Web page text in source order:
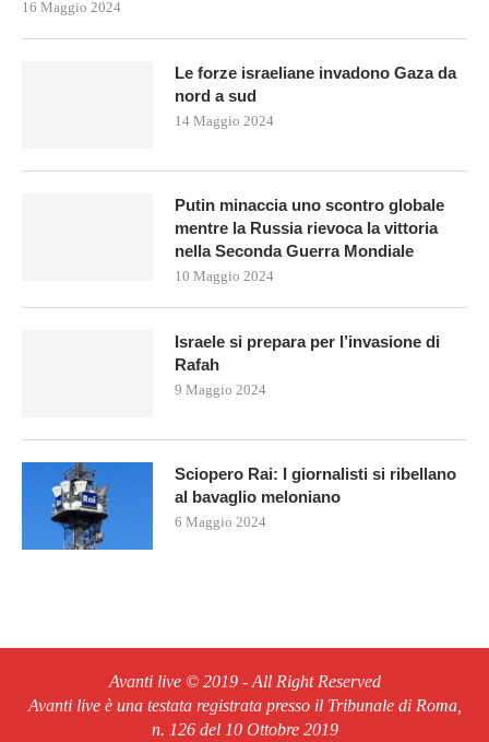
16 Maggio 2024
Le forze israeliane invadono Gaza da
nord a sud
14 Maggio 2024
Putin minaccia uno scontro globale
mentre la Russia rievoca la vittoria
nella Seconda Guerra Mondiale
10 Maggio 2024
Israele si prepara per l’invasione di
Rafah
9 Maggio 2024
Sciopero Rai: I giornalisti si ribellano
al bavaglio meloniano
6 Maggio 2024
Avanti live © 2019 - All Right Reserved
Avanti live è una testata registrata presso il Tribunale di Roma,
n. 126 del 10 Ottobre 2019